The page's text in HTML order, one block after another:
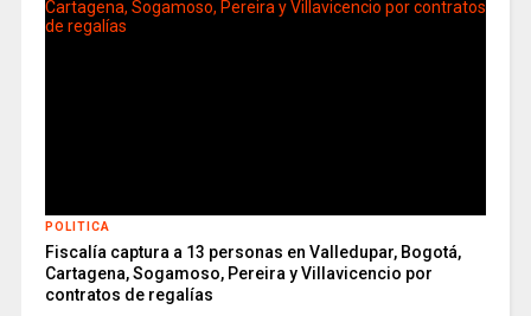
POLITICA
Fiscalía captura a 13 personas en Valledupar, Bogotá,
Cartagena, Sogamoso, Pereira y Villavicencio por
contratos de regalías